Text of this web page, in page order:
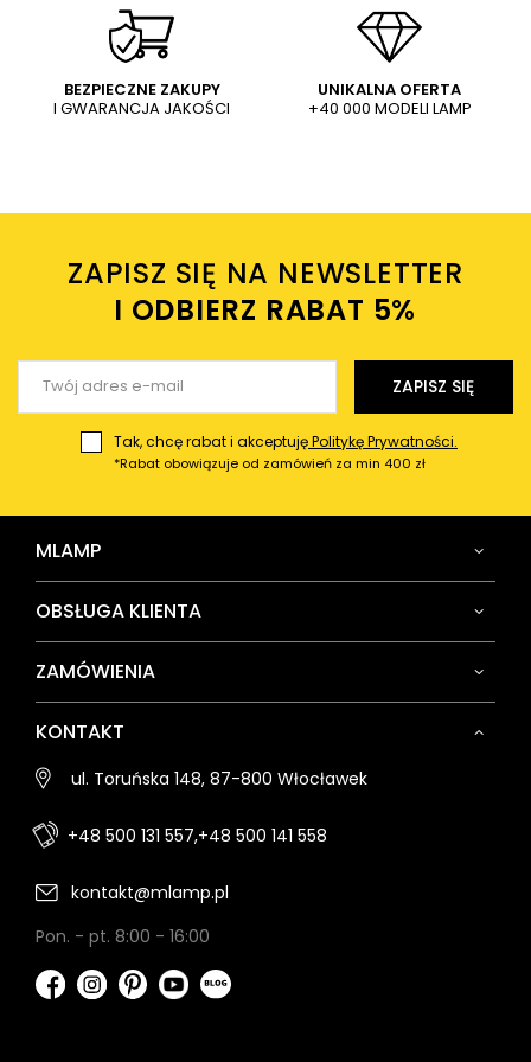
złoty
592,00 PLN 420,32 PLN 359,35 PLN 255,14 PLN
Dodaj własne zdjęcie produktu:
Twoje imię
Twój email
BEZPIECZNE ZAKUPY
I GWARANCJA JAKOŚCI
UNIKALNA OFERTA
+40 000 MODELI LAMP
ZAPISZ SIĘ NA NEWSLETTER
I ODBIERZ RABAT 5%ㅤ
ZAPISZ SIĘ
Tak, chcę rabat i akceptujęPolitykę Prywatności.
*Rabat obowiązuje od zamówień za min 400 zł
MLAMP
OBSŁUGA KLIENTA
ZAMÓWIENIA
KONTAKT
ul. Toruńska 148, 87-800 Włocławek
+48 500 131 557,+48 500 141 558
kontakt@mlamp.pl
Pon. - pt. 8:00 - 16:00